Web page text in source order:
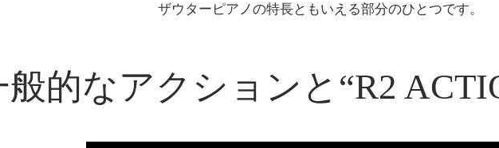
ザウターピアノの特長ともいえる部分のひとつです。
般的なアクションと“R2